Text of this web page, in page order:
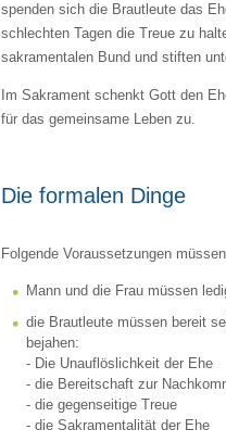
spenden sich die Brautleute das
schlechten Tagen die Treue zu
sakramentalen Bund und stiften
Im Sakrament schenkt Gott den
für das gemeinsame Leben zu.
Die formalen Dinge
Folgende Voraussetzungen
Mann und die Frau müssen
die Brautleute müssen bereit
bejahen:
- Die Unauflöslichkeit der Ehe
- die Bereitschaft zur
- die gegenseitige Treue
- die Sakramentalität der Ehe